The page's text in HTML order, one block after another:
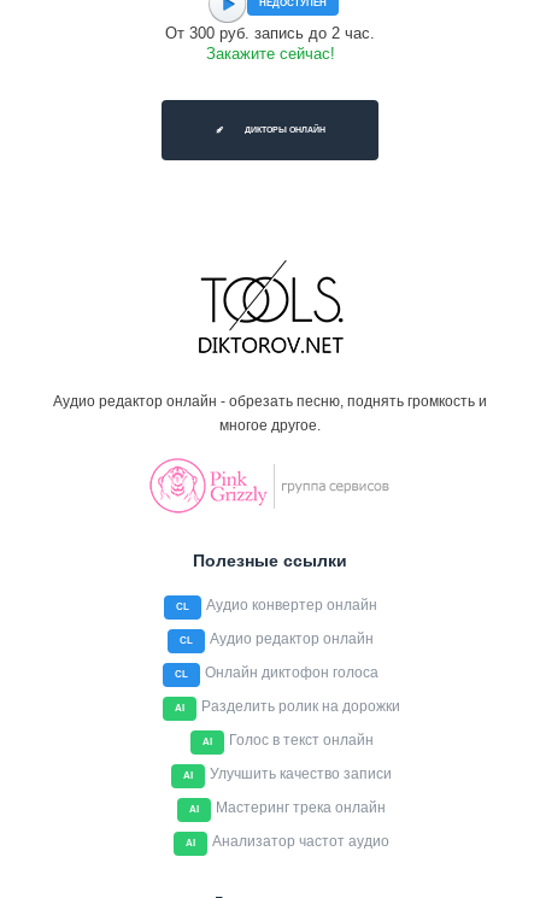
НЕДОСТУПЕН
От 300 руб. запись до 2 час.
Закажите сейчас!
ДИКТОРЫ ОНЛАЙН
Аудио редактор онлайн - обрезать песню, поднять громкость и
многое другое.
Полезные ссылки
CL Аудио конвертер онлайн
CL Аудио редактор онлайн
CL Онлайн диктофон голоса
AI Разделить ролик на дорожки
AI Голос в текст онлайн
AI Улучшить качество записи
AI Мастеринг трека онлайн
AI Анализатор частот аудио